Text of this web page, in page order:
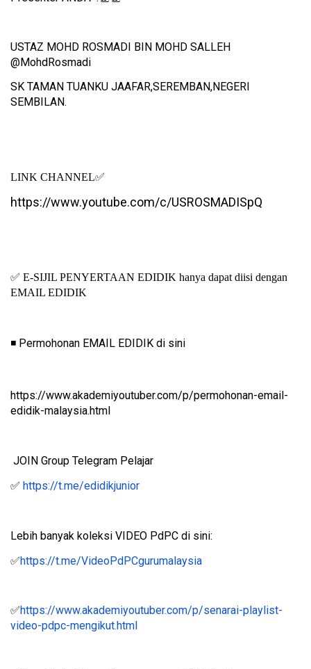
USTAZ MOHD ROSMADI BIN MOHD SALLEH
@MohdRosmadi
SK TAMAN TUANKU JAAFAR,SEREMBAN,NEGERI
SEMBILAN.
LINK CHANNEL✅
https://www.youtube.com/c/USROSMADISpQ
✅ E-SIJIL PENYERTAAN EDIDIK hanya dapat diisi dengan
EMAIL EDIDIK
◾️ Permohonan EMAIL EDIDIK di sini
https://www.akademiyoutuber.com/p/permohonan-email-
edidik-malaysia.html
JOIN Group Telegram Pelajar
✅ https://t.me/edidikjunior
Lebih banyak koleksi VIDEO PdPC di sini:
✅https://t.me/VideoPdPCgurumalaysia
✅https://www.akademiyoutuber.com/p/senarai-playlist-
video-pdpc-mengikut.html